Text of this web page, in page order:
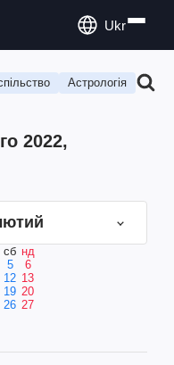
Ukr
Астрологія
2022,
сб нд
5
6
12 13
19 20
26 27